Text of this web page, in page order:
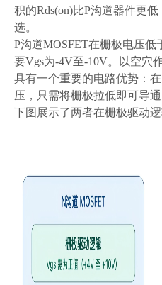
积的Rds(on)比P沟道器件更低
选。
P沟道MOSFET在栅极电压低
要Vgs为-4V至-10V。以空穴
具有一个重要的电路优势：
压，只需将栅极拉低即可导
下图展示了两者在栅极驱动